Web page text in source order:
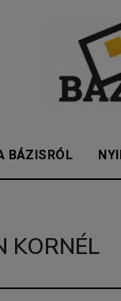
BÁZISRÓL
KORNÉL